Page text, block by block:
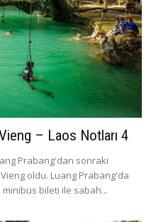
– Laos Notları 4
Prabang'dan sonraki
oldu. Luang Prabang'da
minibüs bileti ile sabah...